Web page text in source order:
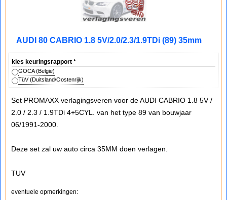
AUDI 80 CABRIO 1.8 5V/2.0/2.3/1.9TDi (89) 35mm
kies keuringsrapport *
GOCA (Belgie)
TüV (Duitsland/Oostenrijk)
Set PROMAXX verlagingsveren voor de AUDI CABRIO 1.8 5V /
2.0 / 2.3 / 1.9TDi 4+5CYL. van het type 89 van bouwjaar
06/1991-2000.
Deze set zal uw auto circa 35MM doen verlagen.
TUV
eventuele opmerkingen: